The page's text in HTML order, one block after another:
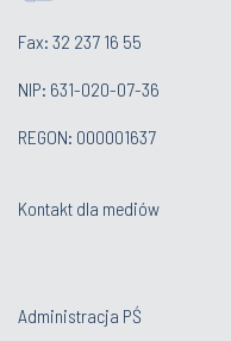
Fax: 32 237 16 55
NIP: 631-020-07-36
REGON: 000001637
Kontakt dla mediów
Administracja PŚ